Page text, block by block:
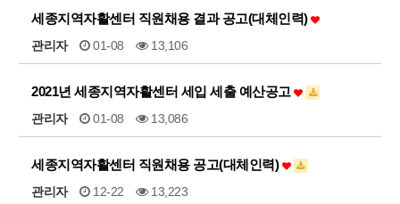
세종지역자활센터 직원채용 결과 공고(대체인력)
관리자 01-08 13,106
2021년 세종지역자활센터 세입 세출 예산공고
관리자 01-08 13,086
세종지역자활센터 직원채용 공고(대체인력)
관리자 12-22 13,223